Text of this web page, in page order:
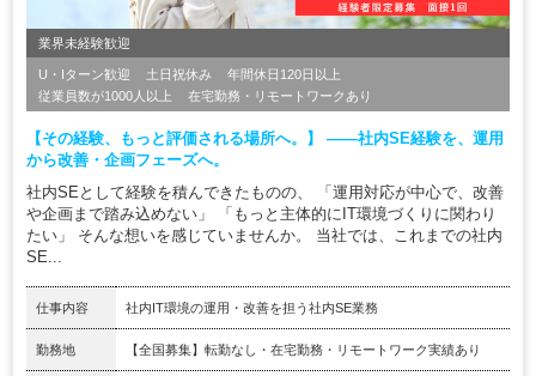
業界未経験歓迎
U・Iターン歓迎 土日祝休み
年間休日120日以上
従業員数が1000人以上
在宅勤務・リモートワークあり
【その経験、もっと評価される場所へ。】 ――社内SE経験を、運用
から改善・企画フェーズへ。
社内SEとして経験を積んできたものの、 「運用対応が中心で、改善
や企画まで踏み込めない」 「もっと主体的にIT環境づくりに関わり
たい」 そんな想いを感じていませんか。 当社では、これまでの社内
SE...
仕事内容 社内IT環境の運用・改善を担う社内SE業務
勤務地 【全国募集】転勤なし・在宅勤務・リモートワーク実績あり